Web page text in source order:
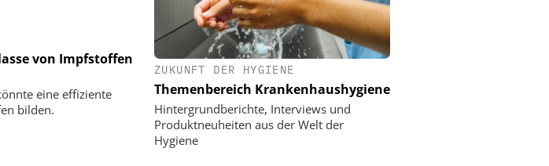
von Impfstoffen
eine effiziente
bilden.
ZUKUNFT DER HYGIENE
Themenbereich Krankenhaushygiene
Hintergrundberichte, Interviews und
Produktneuheiten aus der Welt der
Hygiene